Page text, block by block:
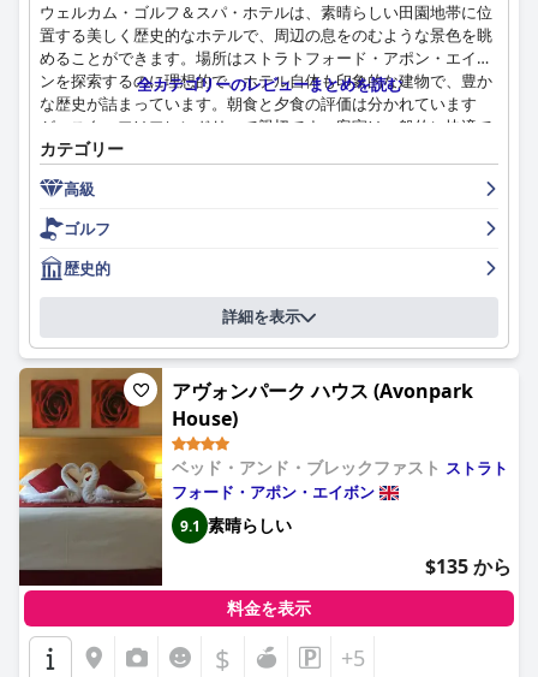
ウェルカム・ゴルフ＆スパ・ホテルは、素晴らしい田園地帯に位
置する美しく歴史的なホテルで、周辺の息をのむような景色を眺
めることができます。場所はストラトフォード・アポン・エイボ
ンを探索するのに理想的で、ホテル自体も印象的な建物で、豊か
な歴史が詰まっています。朝食と夕食の評価は分かれています
が、スタッフはフレンドリーで親切です。客室は一般的に快適で
すが、一部は古く、改装が必要です。ホテルの清潔さについても
評価が分かれています。スパとプールは概ね良いですが、メンテ
ナンスの問題で失望したゲストもいました。ホテルは家族連れに
優しく、素敵な家族旅行を提供しています。ベッドは巨大で、信
じられないほど快適です。全体として、ウェルカム・ゴルフ＆ス
パ・ホテルは、立地も良く、お値段もお手頃な素晴らしい昔なが
らのホテルですが、一部のエリアは投資と改修によって改善され
全カテゴリーのレビューまとめを読む
カテゴリー
高級
ゴルフ
歴史的
詳細を表示
アヴォンパーク ハウス (Avonpark
House)
ベッド・アンド・ブレックファスト ストラト
フォード・アポン・エイボン
9.1 素晴らしい
$135 から
料金を表示
$ +5